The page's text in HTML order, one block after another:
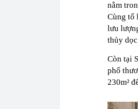
nằm
Cùng tổ
lưu
thủy
Còn tại
phố
230m²